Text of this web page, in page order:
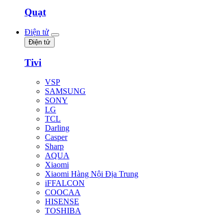
Quạt
Điện tử
Điện tử
Tivi
VSP
SAMSUNG
SONY
LG
TCL
Darling
Casper
Sharp
AQUA
Xiaomi
Xiaomi Hàng Nội Địa Trung
iFFALCON
COOCAA
HISENSE
TOSHIBA